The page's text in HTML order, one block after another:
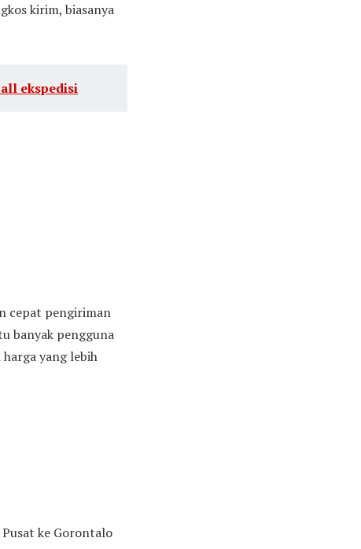
kirim, biasanya
ekspedisi
cepat pengiriman
banyak pengguna
yang lebih
ke Gorontalo